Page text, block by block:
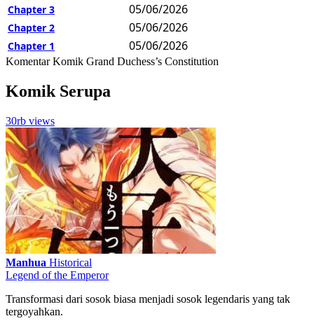
Chapter 3 05/06/2026
Chapter 2 05/06/2026
Chapter 1 05/06/2026
Komentar Komik Grand Duchess’s Constitution
Komik Serupa
30rb views
Manhua Historical
Legend of the Emperor
Transformasi dari sosok biasa menjadi sosok legendaris yang tak
tergoyahkan.